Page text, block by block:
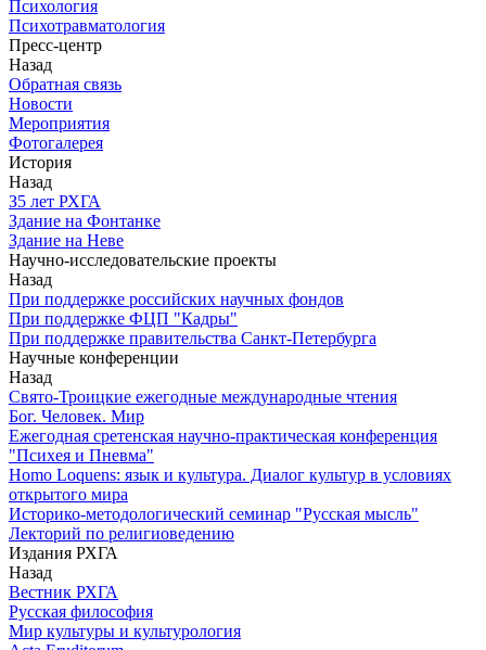
Психология
Психотравматология
Пресс-центр
Назад
Обратная связь
Новости
Мероприятия
Фотогалерея
История
Назад
З5 лет РХГА
Здание на Фонтанке
Здание на Неве
Научно-исследовательские проекты
Назад
При поддержке российских научных фондов
При поддержке ФЦП "Кадры"
При поддержке правительства Санкт-Петербурга
Научные конференции
Назад
Свято-Троицкие ежегодные международные чтения
Бог. Человек. Мир
Ежегодная сретенская научно-практическая конференция
"Психея и Пневма"
Homo Loquens: язык и культура. Диалог культур в условиях
открытого мира
Историко-методологический семинар "Русская мысль"
Лекторий по религиоведению
Издания РХГА
Назад
Вестник РХГА
Русская философия
Мир культуры и культурология